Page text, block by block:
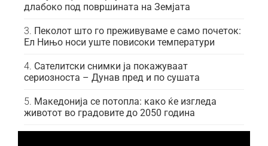
длабоко под површината на Земјата
Пеколот што го преживуваме е само почеток:
Ел Нињо носи уште повисоки температури
Сателитски снимки ја покажуваат
сериозноста – Дунав пред и по сушата
Македонија се потопла: како ќе изгледа
животот во градовите до 2050 година